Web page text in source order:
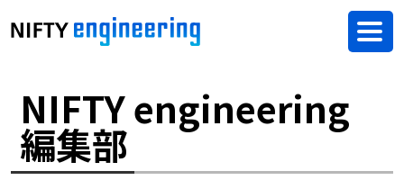
NIFTY engineering
編集部